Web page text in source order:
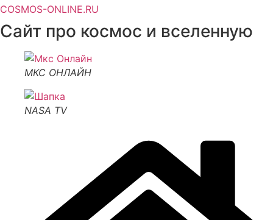
COSMOS-ONLINE.RU
Сайт про космос и вселенную
МКС ОНЛАЙН
NASA TV